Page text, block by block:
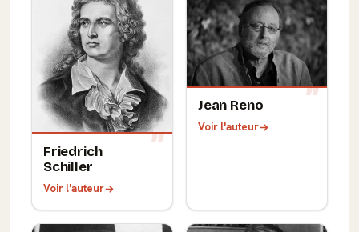
Friedrich
Schiller
Voir l'auteur
Jean Reno
Voir l'auteur